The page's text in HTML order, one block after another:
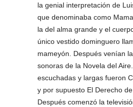
la genial interpretación de
que denominaba como
la del alma grande y el
único vestido dominguero
mameyón. Después venían
sonoras de la Novela del
escuchadas y largas fueron
y por supuesto El Derecho de
Después comenzó la